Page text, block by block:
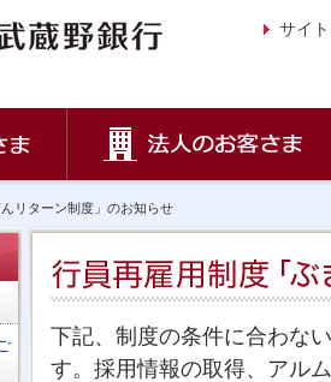
サイ
リターン制度」のお知らせ
下記、制度の条件に合わな
す。採用情報の取得、アル